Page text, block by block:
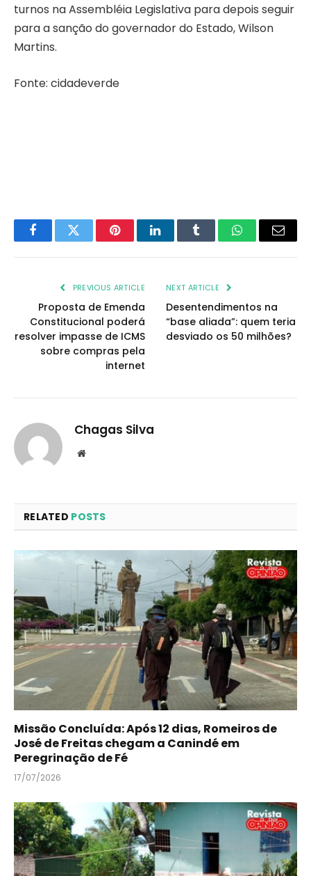
turnos na Assembléia Legislativa para depois seguir
para a sanção do governador do Estado, Wilson
Martins.
Fonte: cidadeverde
FacebookTwitter PinterestLinkedInTumblr WhatsAppEmail
PREVIOUS ARTICLE
Proposta de Emenda
Constitucional poderá
resolver impasse de ICMS
sobre compras pela
internet
NEXT ARTICLE
Desentendimentos na
“base aliada”: quem teria
desviado os 50 milhões?
Chagas Silva
Website
RELATED POSTS
Missão Concluída: Após 12 dias, Romeiros de
José de Freitas chegam a Canindé em
Peregrinação de Fé
17/07/2026